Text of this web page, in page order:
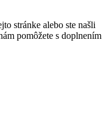
stránke alebo ste našli
pomôžete s doplnením